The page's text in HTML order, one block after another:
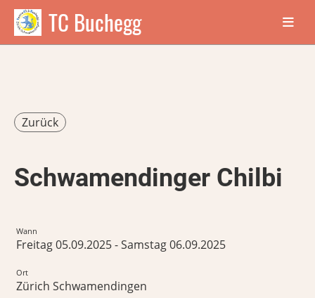
TC Buchegg
Zurück
Schwamendinger Chilbi
Wann
Freitag 05.09.2025 - Samstag 06.09.2025
Ort
Zürich Schwamendingen